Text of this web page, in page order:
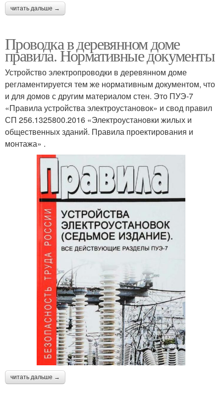
читать дальше →
Проводка в деревянном доме
правила. Нормативные документы
Устройство электропроводки в деревянном доме
регламентируется тем же нормативным документом, что
и для домов с другим материалом стен. Это ПУЭ-7
«Правила устройства электроустановок» и свод правил
СП 256.1325800.2016 «Электроустановки жилых и
общественных зданий. Правила проектирования и
монтажа» .
читать дальше →